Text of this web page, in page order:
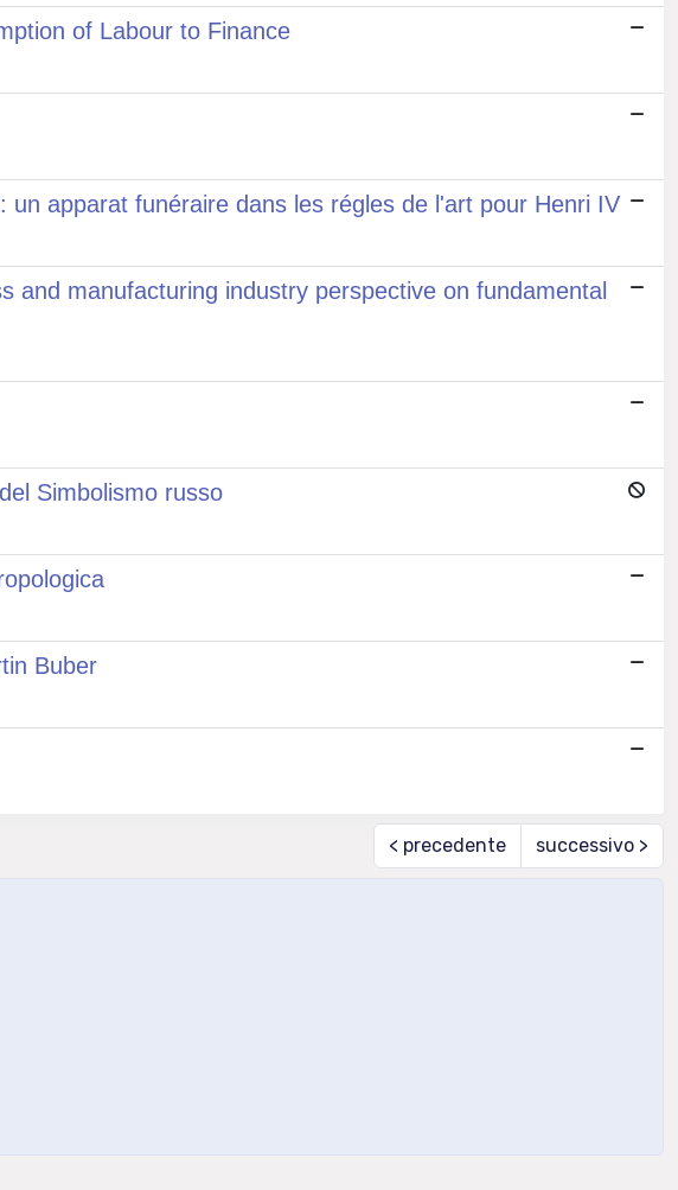
of Labour to Finance
un apparat funéraire dans les régles de l'art pour Henri IV
and manufacturing industry perspective on fundamental
Simbolismo russo
Buber
< precedente successivo >